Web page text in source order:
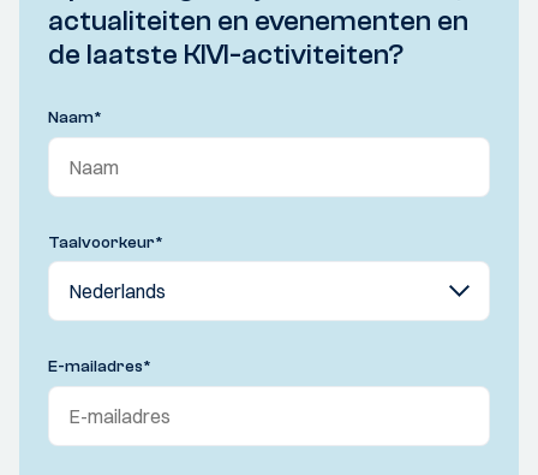
actualiteiten en evenementen en
de laatste KIVI-activiteiten?
Naam*
Taalvoorkeur*
E-mailadres*